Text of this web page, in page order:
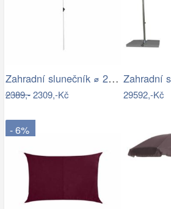
Zahradní slunečník ⌀ 2,85 m světle…
2389,-2309,-Kč 29592,-Kč
- 6%